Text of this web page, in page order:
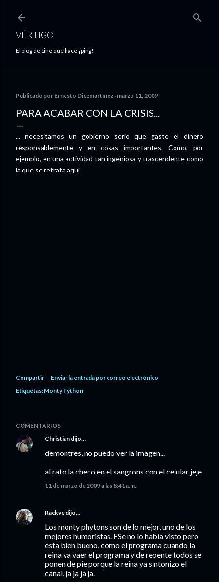
VÉRTIGO
El blog de cine que hace ¡ping!
Publicado por Ernesto Diezmartínez marzo 11, 2009
PARA ACABAR CON LA CRISIS...
... necesitamos un gobierno serio que gaste el dinero
responsablemente y en cosas importantes. Como, por
ejemplo, en una actividad tan ingeniosa y trascendente como
la que se retrata aquí.
Compartir
Enviar la entrada por correo electrónico
Etiquetas: Monty Python
COMENTARIOS
Christian dijo…
demontres, no puedo ver la imagen...
al rato la checo en el sangrons con el celular jeje
11 de marzo de 2009 a las 8:41 a.m.
Rackve dijo…
Los monty phytons son de lo mejor, uno de los
mejores humoristas. ESe no lo habia visto pero
esta bien bueno, como el programa cuando la
reina va vaer el programa y de repente todos se
ponen de pie porque la reina ya sintonizo el
canal, ja ja ja ja.